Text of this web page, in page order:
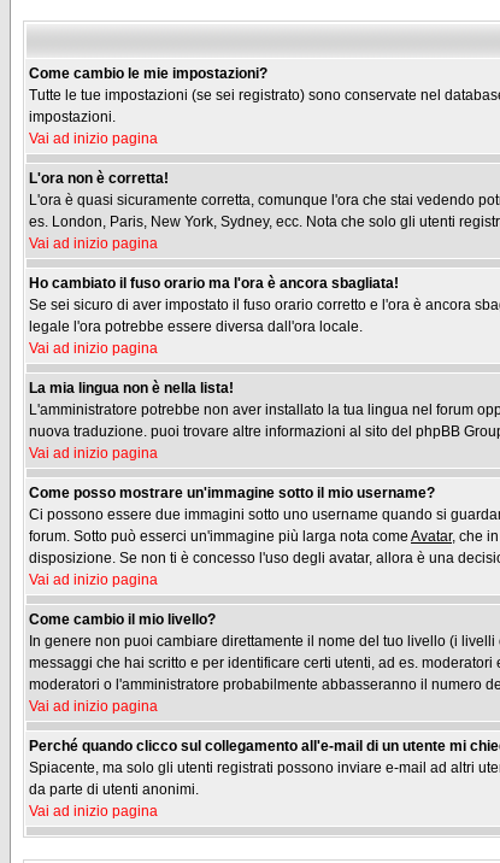
Come cambio le mie impostazioni?
Tutte le tue impostazioni (se sei registrato) sono conservate nel
impostazioni.
Vai ad inizio pagina
L'ora non è corretta!
L'ora è quasi sicuramente corretta, comunque l'ora che stai vedendo
es. London, Paris, New York, Sydney, ecc. Nota che solo gli utenti
Vai ad inizio pagina
Ho cambiato il fuso orario ma l'ora è ancora sbagliata!
Se sei sicuro di aver impostato il fuso orario corretto e l'ora è ancora
legale l'ora potrebbe essere diversa dall'ora locale.
Vai ad inizio pagina
La mia lingua non è nella lista!
L'amministratore potrebbe non aver installato la tua lingua nel forum
nuova traduzione. puoi trovare altre informazioni al sito del phpBB
Vai ad inizio pagina
Come posso mostrare un'immagine sotto il mio username?
Ci possono essere due immagini sotto uno username quando si
forum. Sotto può esserci un'immagine più larga nota come Avatar, che
disposizione. Se non ti è concesso l'uso degli avatar, allora è una
Vai ad inizio pagina
Come cambio il mio livello?
In genere non puoi cambiare direttamente il nome del tuo livello (i
messaggi che hai scritto e per identificare certi utenti, ad es.
moderatori o l'amministratore probabilmente abbasseranno il numero
Vai ad inizio pagina
Perché quando clicco sul collegamento all'e-mail di un utente mi
Spiacente, ma solo gli utenti registrati possono inviare e-mail ad altri
da parte di utenti anonimi.
Vai ad inizio pagina